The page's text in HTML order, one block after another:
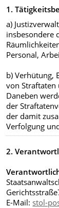
1.
a)
insbesondere
Personal,
b) Verhütung,
von
Daneben
der
der damit
Verfolgung
2.
E-Mail: stol-